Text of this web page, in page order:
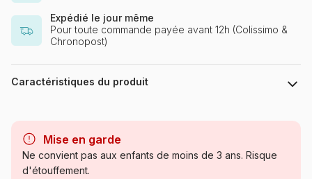
Expédié le jour même
Pour toute commande payée avant 12h (Colissimo &
Chronopost)
Caractéristiques du produit
Catégorie Puzzles - Mers et Océans
Mise en garde
Ne convient pas aux enfants de moins de 3 ans. Risque
d'étouffement.